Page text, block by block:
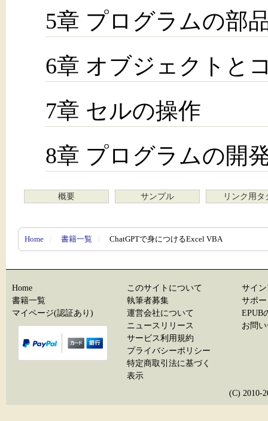
5章 プログラムの部
6章 オブジェクトと
7章 セルの操作
8章 プログラムの開
概要 サンプル リンク用タ
Home 〉 書籍一覧 〉 ChatGPTで身につけるExcel VBA
Home
書籍一覧
マイページ(認証あり)
このサイトについて
執筆者募集
運営会社について
ニュースリリース
サービス利用規約
プライバシーポリシー
特定商取引法に基づく
表示
サイ
サポ
EPUB
お問
(C) 2010-